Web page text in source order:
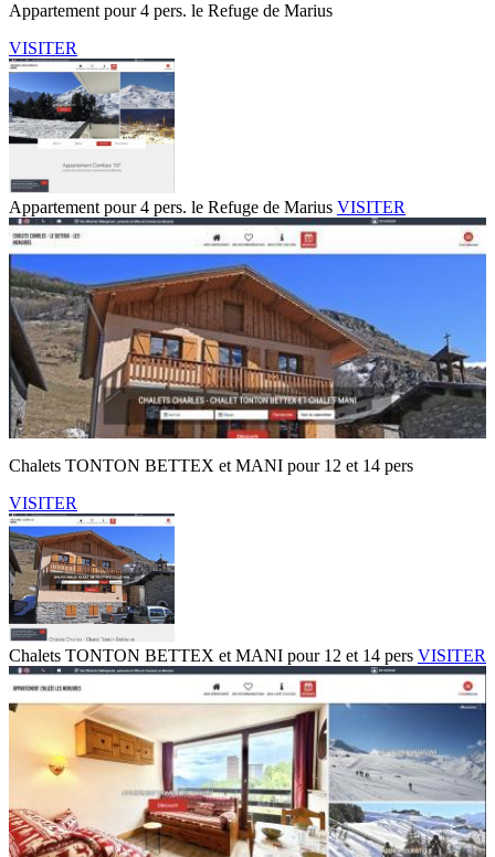
Appartement pour 4 pers. le Refuge de Marius
VISITER
Appartement pour 4 pers. le Refuge de Marius VISITER
Chalets TONTON BETTEX et MANI pour 12 et 14 pers
VISITER
Chalets TONTON BETTEX et MANI pour 12 et 14 pers VISITER